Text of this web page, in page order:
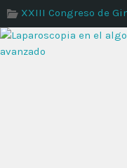
XXIII Congreso de